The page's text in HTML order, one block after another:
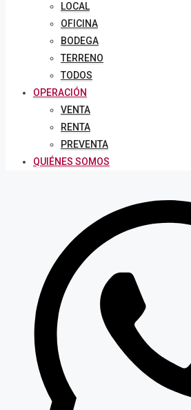
LOCAL
OFICINA
BODEGA
TERRENO
TODOS
OPERACIÓN
VENTA
RENTA
PREVENTA
QUIÉNES SOMOS